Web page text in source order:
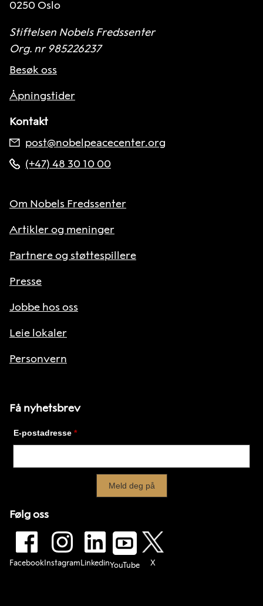
0250 Oslo
Stiftelsen Nobels Fredssenter
Org. nr 985226237
Besøk oss
Åpningstider
Kontakt
post@nobelpeacecenter.org
(+47) 48 30 10 00
Om Nobels Fredssenter
Artikler og meninger
Partnere og støttespillere
Presse
Jobbe hos oss
Leie lokaler
Personvern
Få nyhetsbrev
Følg oss
FacebookInstagramLinkedinYouTube X